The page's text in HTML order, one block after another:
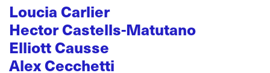
Loucia Carlier
Hector Castells-Matutano
Elliott Causse
Alex Cecchetti